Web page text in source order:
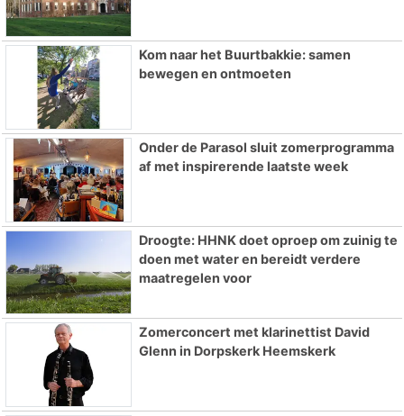
Kom naar het Buurtbakkie: samen
bewegen en ontmoeten
Onder de Parasol sluit zomerprogramma
af met inspirerende laatste week
Droogte: HHNK doet oproep om zuinig te
doen met water en bereidt verdere
maatregelen voor
Zomerconcert met klarinettist David
Glenn in Dorpskerk Heemskerk